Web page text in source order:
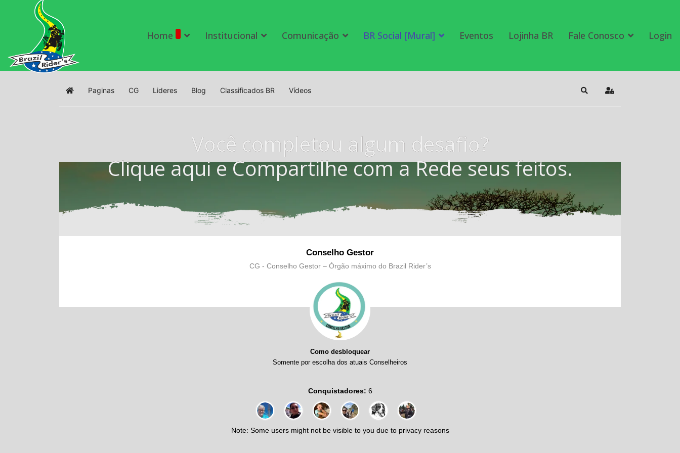
Home Institucional Comunicação BR Social [Mural] Eventos Lojinha BR Fale Conosco Login
Home Paginas CG Lideres Blog Classificados BR Vídeos Search Sign In
Você completou algum desafio?
Clique aqui e Compartilhe com a Rede seus feitos.
Conselho Gestor
CG - Conselho Gestor – Órgão máximo do Brazil Rider’s
Como desbloquear
Somente por escolha dos atuais Conselheiros
Conquistadores: 6
Note: Some users might not be visible to you due to privacy reasons